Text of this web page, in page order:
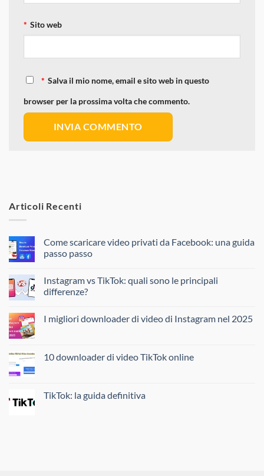
Sito web
Salva il mio nome, email e sito web in questo
browser per la prossima volta che commento.
Articoli Recenti
Come scaricare video privati da Facebook: una guida
passo passo
Instagram vs TikTok: quali sono le principali
differenze?
I migliori downloader di video di Instagram nel 2025
10 downloader di video TikTok online
TikTok: la guida definitiva